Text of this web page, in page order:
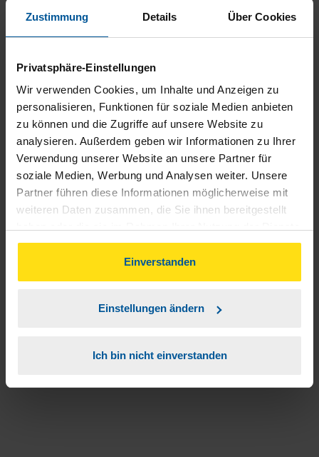
Zustimmung Details Über Cookies
Privatsphäre-Einstellungen
Wir verwenden Cookies, um Inhalte und Anzeigen zu
personalisieren, Funktionen für soziale Medien anbieten
zu können und die Zugriffe auf unsere Website zu
analysieren. Außerdem geben wir Informationen zu Ihrer
Verwendung unserer Website an unsere Partner für
soziale Medien, Werbung und Analysen weiter. Unsere
Partner führen diese Informationen möglicherweise mit
weiteren Daten zusammen, die Sie ihnen bereitgestellt
gesammelt haben. Indem Sie auf Einverstanden klicken,
können Sie der Verwendung von Cookies, gemäß
unserer
Einverstanden
Einstellungen ändern
Ich bin nicht einverstanden